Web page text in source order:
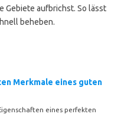
Gebiete aufbrichst. So lässt
beheben.
Merkmale eines guten
eines perfekten